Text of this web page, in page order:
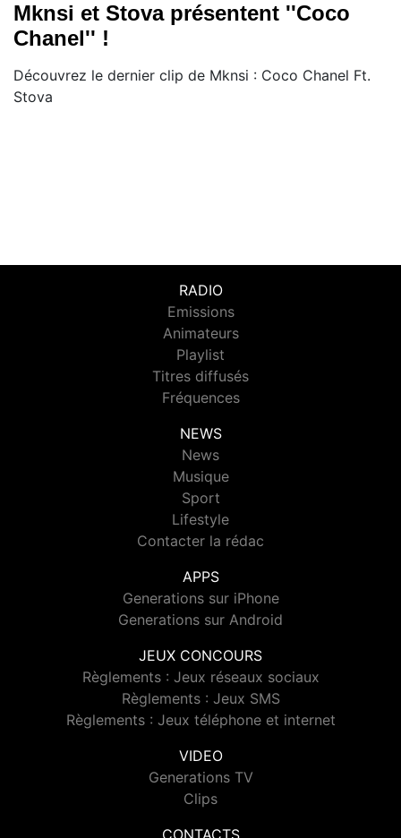
Mknsi et Stova présentent ''Coco
Chanel'' !
Découvrez le dernier clip de Mknsi : Coco Chanel Ft.
Stova
RADIO
Emissions
Animateurs
Playlist
Titres diffusés
Fréquences
NEWS
News
Musique
Sport
Lifestyle
Contacter la rédac
APPS
Generations sur iPhone
Generations sur Android
JEUX CONCOURS
Règlements : Jeux réseaux sociaux
Règlements : Jeux SMS
Règlements : Jeux téléphone et internet
VIDEO
Generations TV
Clips